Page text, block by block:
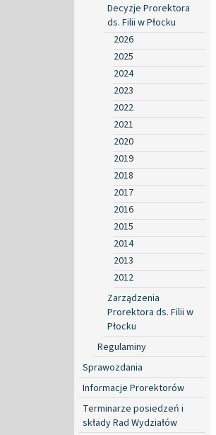
Decyzje Prorektora
ds. Filii w Płocku
2026
2025
2024
2023
2022
2021
2020
2019
2018
2017
2016
2015
2014
2013
2012
Zarządzenia
Prorektora ds. Filii w
Płocku
Regulaminy
Sprawozdania
Informacje Prorektorów
Terminarze posiedzeń i
składy Rad Wydziałów